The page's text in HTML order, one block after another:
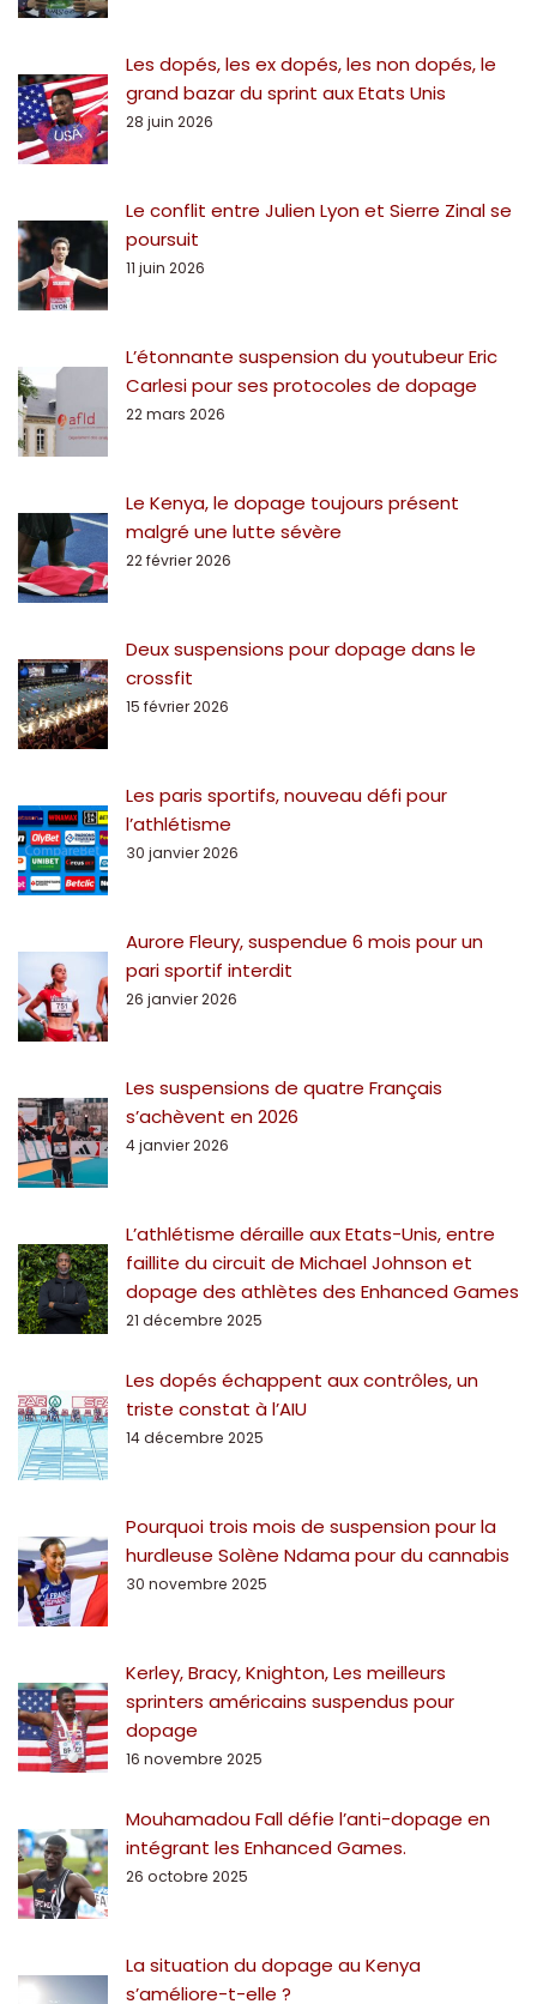
Les dopés, les ex dopés, les non dopés, le
grand bazar du sprint aux Etats Unis
28 juin 2026
Le conflit entre Julien Lyon et Sierre Zinal se
poursuit
11 juin 2026
L’étonnante suspension du youtubeur Eric
Carlesi pour ses protocoles de dopage
22 mars 2026
Le Kenya, le dopage toujours présent
malgré une lutte sévère
22 février 2026
Deux suspensions pour dopage dans le
crossfit
15 février 2026
Les paris sportifs, nouveau défi pour
l’athlétisme
30 janvier 2026
Aurore Fleury, suspendue 6 mois pour un
pari sportif interdit
26 janvier 2026
Les suspensions de quatre Français
s’achèvent en 2026
4 janvier 2026
L’athlétisme déraille aux Etats-Unis, entre
faillite du circuit de Michael Johnson et
dopage des athlètes des Enhanced Games
21 décembre 2025
Les dopés échappent aux contrôles, un
triste constat à l’AIU
14 décembre 2025
Pourquoi trois mois de suspension pour la
hurdleuse Solène Ndama pour du cannabis
30 novembre 2025
Kerley, Bracy, Knighton, Les meilleurs
sprinters américains suspendus pour
dopage
16 novembre 2025
Mouhamadou Fall défie l’anti-dopage en
intégrant les Enhanced Games.
26 octobre 2025
La situation du dopage au Kenya
s’améliore-t-elle ?